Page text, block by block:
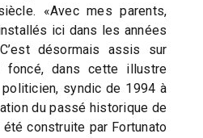
«Avec mes parents,
ici dans les années
désormais assis sur
foncé, dans cette illustre
politicien, syndic de 1994 à
du passé historique de
construite par Fortunato